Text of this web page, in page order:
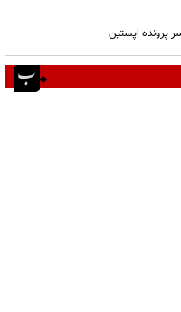
پرونده اپستین